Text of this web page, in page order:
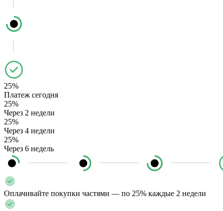
25%
Платеж сегодня
25%
Через 2 недели
25%
Через 4 недели
25%
Через 6 недель
Оплачивайте покупки частями — по 25% каждые 2 недели